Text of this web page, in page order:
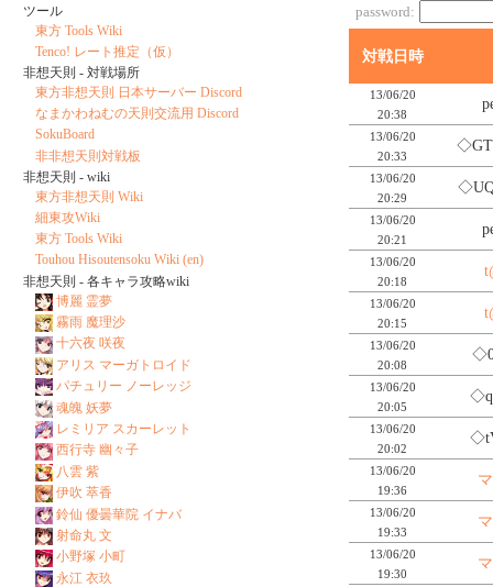
password:
対戦日時
13/06/20
20:38
13/06/20
20:33
13/06/20
20:29
13/06/20
20:21
13/06/20
20:18
13/06/20
20:15
13/06/20
20:08
13/06/20
20:05
13/06/20
20:02
13/06/20
19:36
13/06/20
19:33
13/06/20
19:30
ツール
東方 Tools Wiki
Tenco! レート推定（仮）
非想天則 - 対戦場所
東方非想天則 日本サーバー Discord
なまかわねむの天則交流用 Discord
SokuBoard
非非想天則対戦板
非想天則 - wiki
東方非想天則 Wiki
細東攻Wiki
東方 Tools Wiki
Touhou Hisoutensoku Wiki (en)
非想天則 - 各キャラ攻略wiki
博麗 霊夢
霧雨 魔理沙
十六夜 咲夜
アリス マーガトロイド
パチュリー ノーレッジ
魂魄 妖夢
レミリア スカーレット
西行寺 幽々子
八雲 紫
伊吹 萃香
鈴仙 優曇華院 イナバ
射命丸 文
小野塚 小町
永江 衣玖